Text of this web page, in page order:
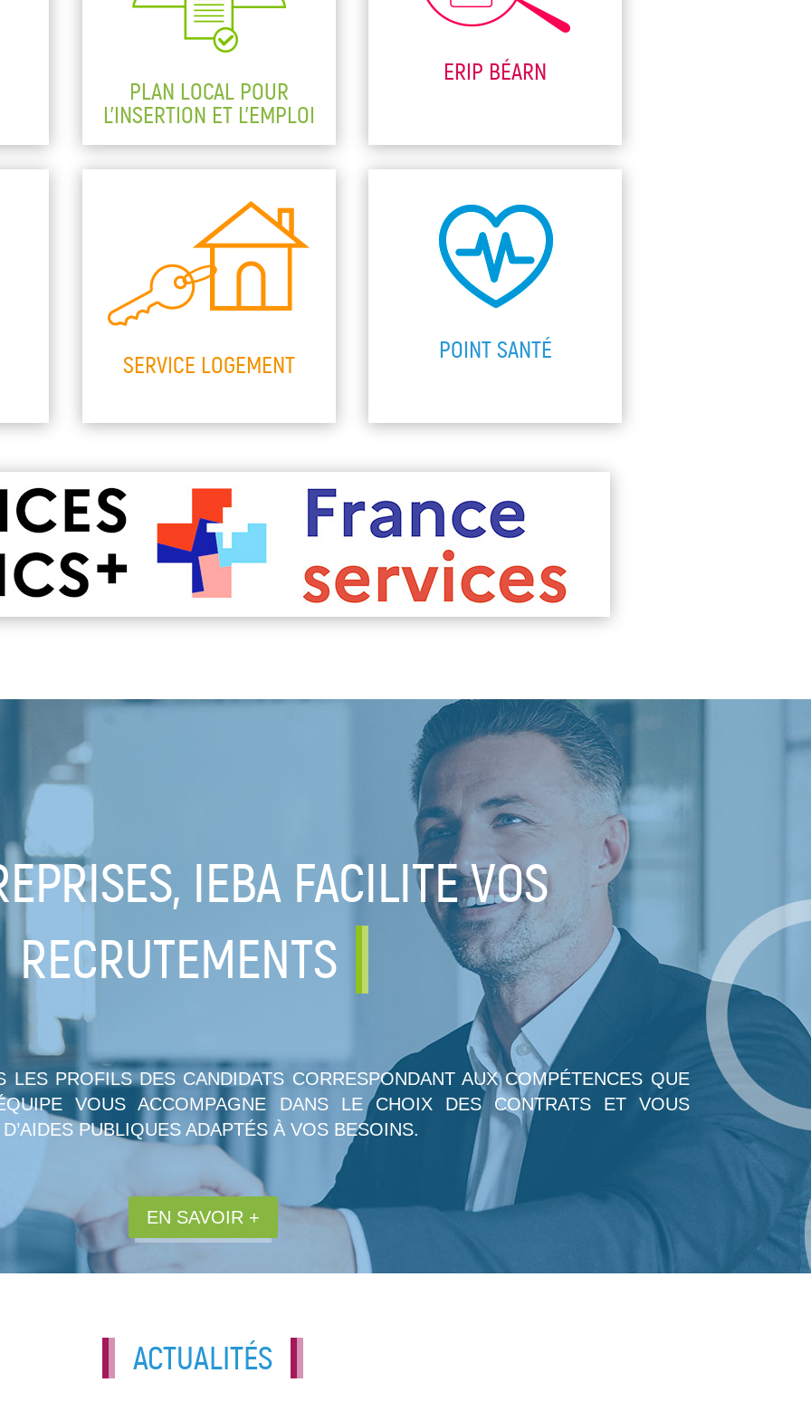
PLAN LOCAL POUR
L'INSERTION ET L'EMPLOI
ERIP BÉARN
SERVICE LOGEMENT
POINT SANTÉ
IEBA FACILITE VOS
RECRUTEMENTS
LES PROFILS DES CANDIDATS CORRESPONDANT AUX COMPÉTENCES QUE
VOUS ACCOMPAGNE DANS LE CHOIX DES CONTRATS ET VOUS
PUBLIQUES ADAPTÉS À VOS BESOINS.
EN SAVOIR +
ACTUALITÉS